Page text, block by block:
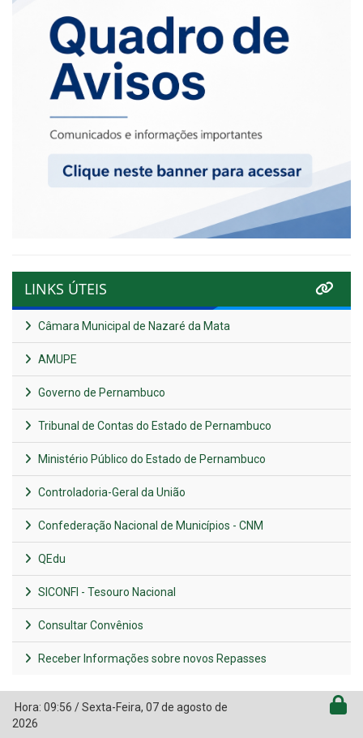
LINKS ÚTEIS
Câmara Municipal de Nazaré da Mata
AMUPE
Governo de Pernambuco
Tribunal de Contas do Estado de Pernambuco
Ministério Público do Estado de Pernambuco
Controladoria-Geral da União
Confederação Nacional de Municípios - CNM
QEdu
SICONFI - Tesouro Nacional
Consultar Convênios
Receber Informações sobre novos Repasses
Hora: 09:56 /Sexta-Feira, 07 de agosto de
2026